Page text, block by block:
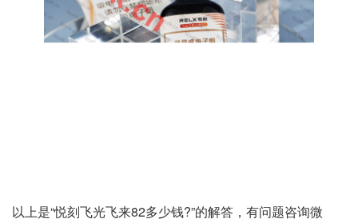
以上是“悦刻飞光飞来82多少钱?”的解答，有问题咨询微